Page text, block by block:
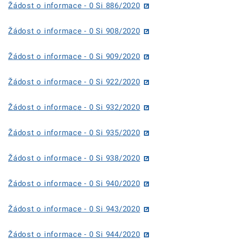
Žádost o informace - 0 Si 886/2020
Žádost o informace - 0 Si 908/2020
Žádost o informace - 0 Si 909/2020
Žádost o informace - 0 Si 922/2020
Žádost o informace - 0 Si 932/2020
Žádost o informace - 0 Si 935/2020
Žádost o informace - 0 Si 938/2020
Žádost o informace - 0 Si 940/2020
Žádost o informace - 0 Si 943/2020
Žádost o informace - 0 Si 944/2020